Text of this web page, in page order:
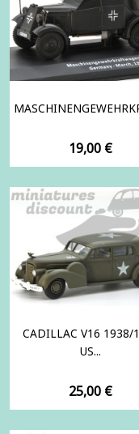
Prix
19,00 €
CADILLAC V16 1938/
US...
Prix
25,00 €